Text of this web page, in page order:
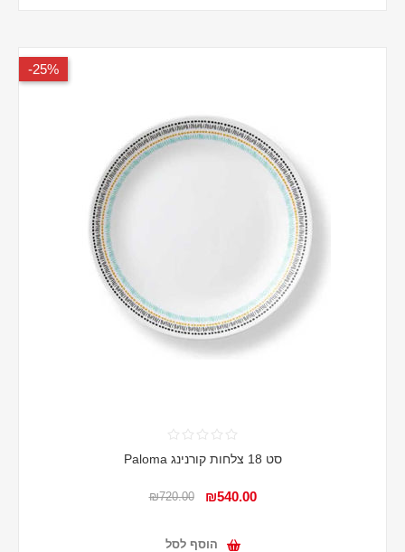
25%-
סט 18 צלחות קורנינג Paloma
₪540.00
₪720.00
הוסף לסל